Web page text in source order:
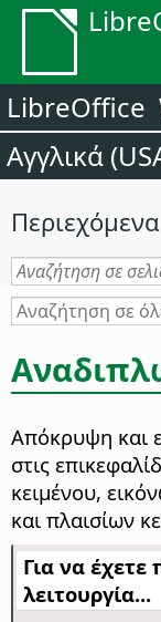
LibreOffice
Αγγλικά
Περιεχόμενα
Απόκρυψη και
στις
κειμένου,
και πλαισίων
Για να
λειτουργία...